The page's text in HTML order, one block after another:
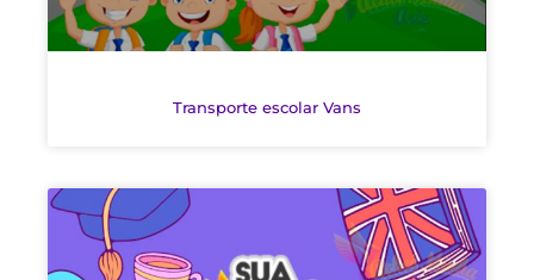
Transporte escolar Vans